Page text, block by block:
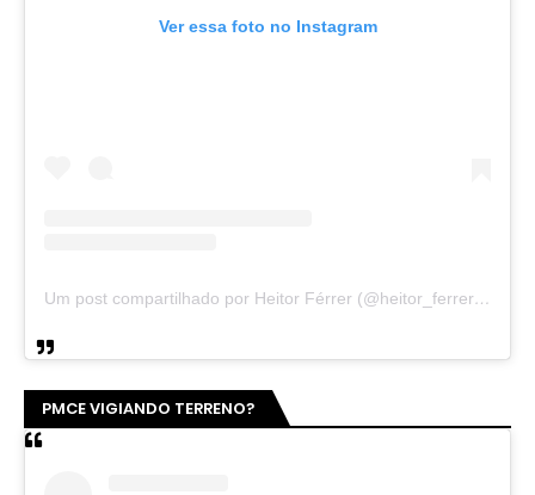
Ver essa foto no Instagram
Um post compartilhado por Heitor Férrer (@heitor_ferrer77)
PMCE VIGIANDO TERRENO?